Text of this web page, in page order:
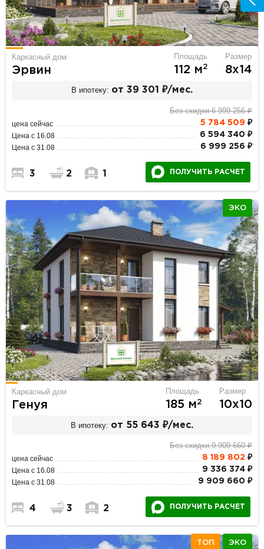
Каркасный дом
Эрвин
Площадь
112 м2
Размер
8х14
В ипотеку: от 39 301 ₽/мес.
Без скидки 6 999 256 ₽
цена сейчас 5 784 509 ₽
Цена с 16.08 6 594 340 ₽
Цена с 31.08 6 999 256 ₽
3 2 1 ПОЛУЧИТЬ РАСЧЕТ
ЭКО
Каркасный дом
Генуя
Площадь
185 м2
Размер
10х10
В ипотеку: от 55 643 ₽/мес.
Без скидки 9 909 660 ₽
цена сейчас 8 189 802 ₽
Цена с 16.08 9 336 374 ₽
Цена с 31.08 9 909 660 ₽
4 3 2 ПОЛУЧИТЬ РАСЧЕТ
ТОП ЭКО